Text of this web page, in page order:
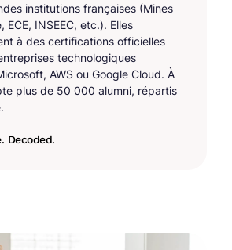
institutions françaises (Mines
ECE, INSEEC, etc.). Elles
à des certifications officielles
technologiques
AWS ou Google Cloud. À
plus de 50 000 alumni, répartis
Decoded.